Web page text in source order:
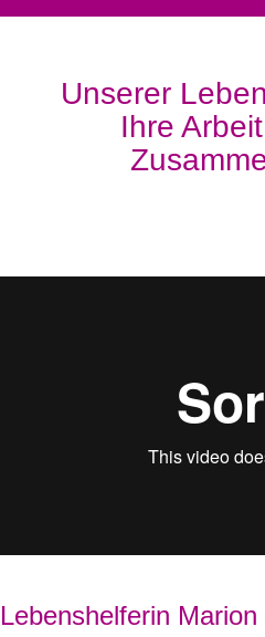
Unserer
Ihre
Lebenshelferin